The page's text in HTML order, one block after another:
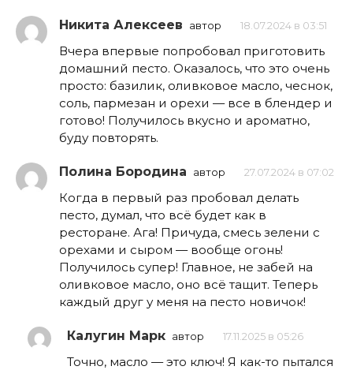
Никита Алексеев автор 18.07.2024 в 03:51
Вчера впервые попробовал приготовить
домашний песто. Оказалось, что это очень
просто: базилик, оливковое масло, чеснок,
соль, пармезан и орехи — все в блендер и
готово! Получилось вкусно и ароматно,
буду повторять.
Полина Бородина автор 27.07.2024 в 07:02
Когда в первый раз пробовал делать
песто, думал, что всё будет как в
ресторане. Ага! Причуда, смесь зелени с
орехами и сыром — вообще огонь!
Получилось супер! Главное, не забей на
оливковое масло, оно всё тащит. Теперь
каждый друг у меня на песто новичок!
Калугин Марк автор 17.11.2025 в 05:26
Точно, масло — это ключ! Я как-то пытался